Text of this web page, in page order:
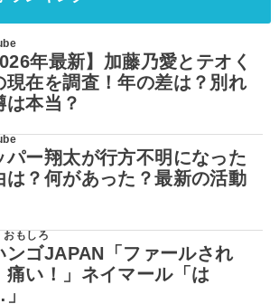
年最新】加藤乃愛とテオく
現在を調査！年の差は？別れ
は本当？
パー翔太が行方不明になった
は？何があった？最新の活動
おもしろ
ンゴJAPAN「ファールされ
痛い！」ネイマール「は